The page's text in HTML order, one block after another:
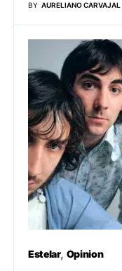
BY AURELIANO CARVAJAL
Estelar Opinion